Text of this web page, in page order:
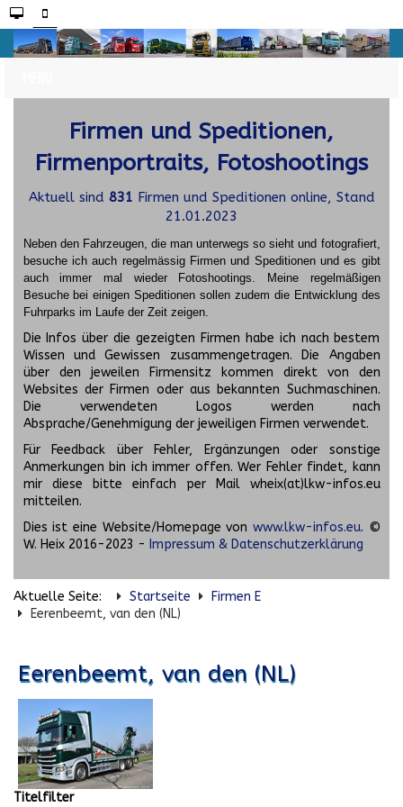
Firmen und Speditionen,
Firmenportraits, Fotoshootings
Aktuell sind 831 Firmen und Speditionen online, Stand
21.01.2023
Neben den Fahrzeugen, die man unterwegs so sieht und fotografiert,
besuche ich auch regelmässig Firmen und Speditionen und es gibt
auch immer mal wieder Fotoshootings.
Meine regelmäßigen
Besuche bei einigen Speditionen sollen zudem die Entwicklung des
Fuhrparks im Laufe der Zeit zeigen.
Die Infos über die gezeigten Firmen habe ich nach bestem
Wissen und Gewissen zusammengetragen. Die Angaben
über den jeweilen Firmensitz kommen direkt von den
Websites der Firmen oder aus bekannten Suchmaschinen.
Die verwendeten Logos werden nach
Absprache/Genehmigung der jeweiligen Firmen verwendet.
Für Feedback über Fehler, Ergänzungen oder sonstige
Anmerkungen bin ich immer offen. Wer Fehler findet, kann
mir diese bitte einfach per Mail wheix(at)lkw-infos.eu
mitteilen.
Dies ist eine Website/Homepage von www.lkw-infos.eu. ©
W. Heix 2016-2023 - Impressum & Datenschutzerklärung
Aktuelle Seite: Startseite
Firmen E
Eerenbeemt, van den (NL)
Eerenbeemt, van den (NL)
Titelfilter